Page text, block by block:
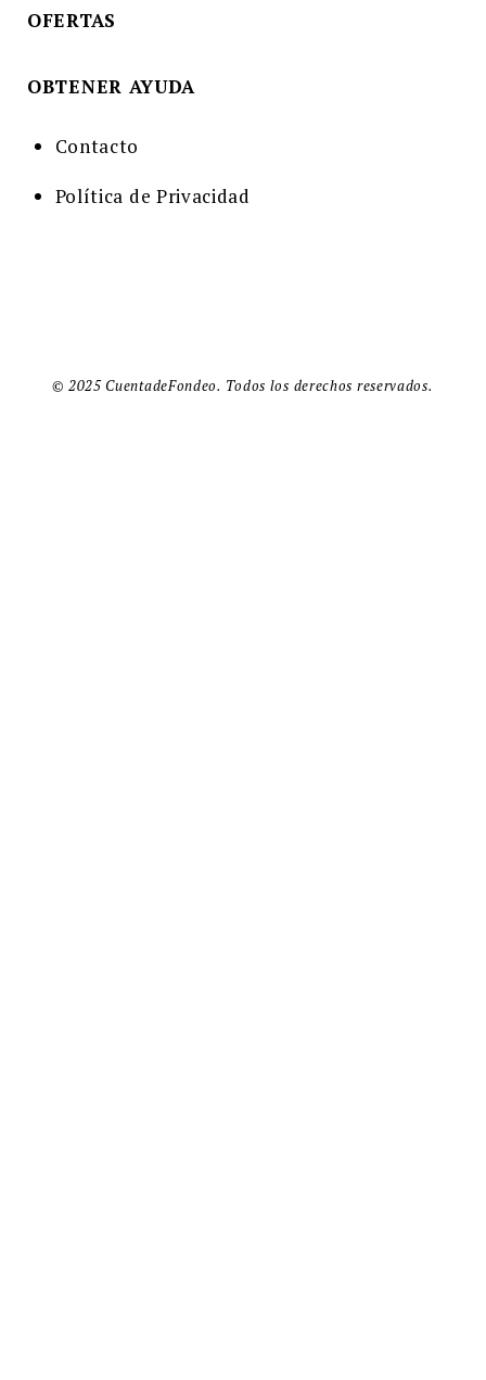
OFERTAS
OBTENER AYUDA
Contacto
Política de Privacidad
© 2025 CuentadeFondeo. Todos los derechos reservados.